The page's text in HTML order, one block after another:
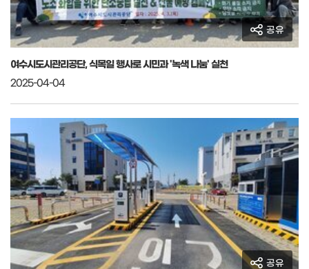
공유
여수시도시관리공단, 식목일 행사로 시민과 '녹색 나눔' 실천
2025-04-04
공유